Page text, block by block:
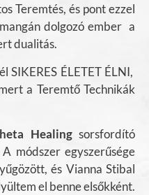
Teremtés, és pont ezzel
dolgozó ember a
dualitás.
SIKERES ÉLETET ÉLNI,
a Teremtő Technikák
Healingsorsfordító
módszer egyszerűsége
és Vianna Stibal
el benne elsőkként.